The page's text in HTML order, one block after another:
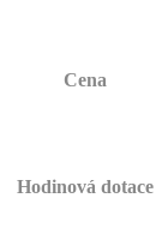
Cena
Hodinová dotace